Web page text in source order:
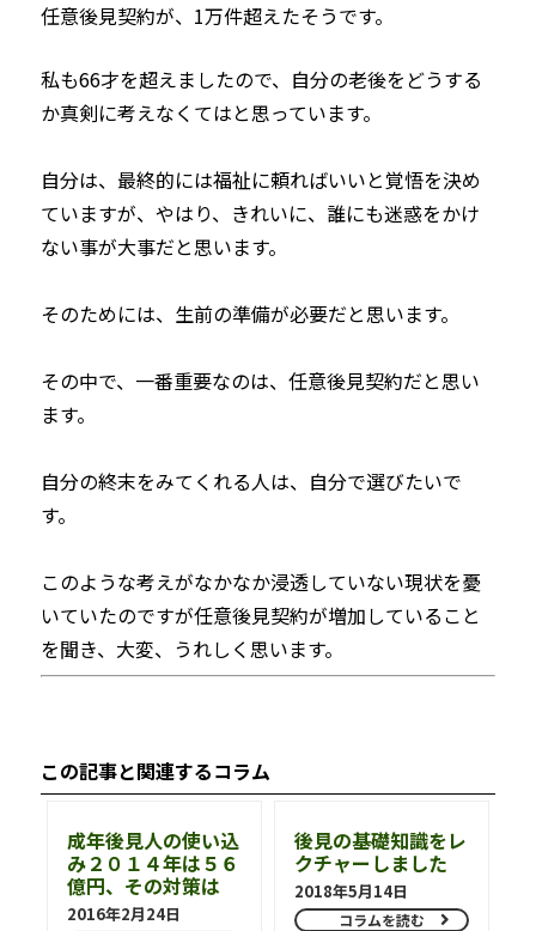
任意後見契約が、1万件超えたそうです。
私も66才を超えましたので、自分の老後をどうする
か真剣に考えなくてはと思っています。
自分は、最終的には福祉に頼ればいいと覚悟を決め
ていますが、やはり、きれいに、誰にも迷惑をかけ
ない事が大事だと思います。
そのためには、生前の準備が必要だと思います。
その中で、一番重要なのは、任意後見契約だと思い
ます。
自分の終末をみてくれる人は、自分で選びたいで
す。
このような考えがなかなか浸透していない現状を憂
いていたのですが任意後見契約が増加していること
を聞き、大変、うれしく思います。
この記事と関連するコラム
成年後見人の使い込
み２０１４年は５６
億円、その対策は
2016年2月24日
後見の基礎知識をレ
クチャーしました
2018年5月14日
コラムを読む